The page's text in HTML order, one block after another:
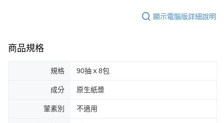
顯示電腦版詳細說明
商品規格
規格 90抽ｘ8包
成分 原生紙漿
葷素別 不適用